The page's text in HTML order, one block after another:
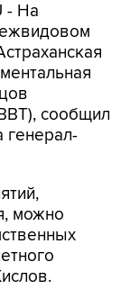
- На
сообщил
генерал-
можно